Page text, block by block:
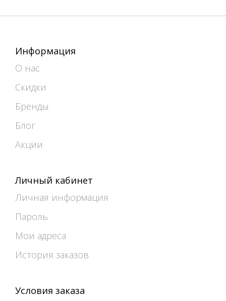
Информация
О нас
Скидки
Бренды
Блог
Акции
Личный кабинет
Личная информация
Пароль
Мои адреса
История заказов
Условия заказа